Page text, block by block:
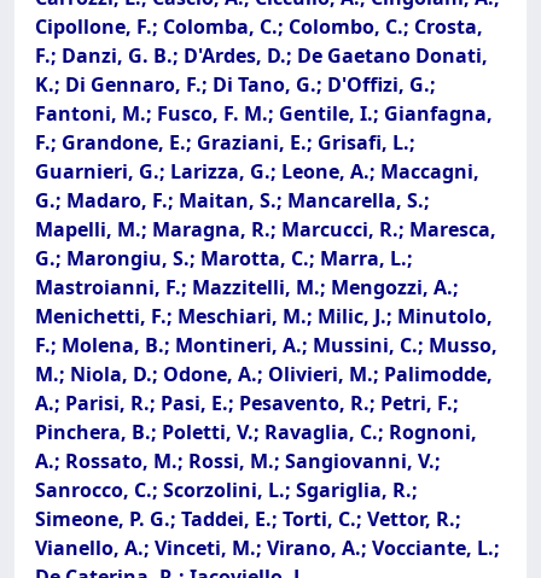
Cipollone, F.; Colomba, C.; Colombo, C.; Crosta,
F.; Danzi, G. B.; D'Ardes, D.; De Gaetano Donati,
K.; Di Gennaro, F.; Di Tano, G.; D'Offizi, G.;
Fantoni, M.; Fusco, F. M.; Gentile, I.; Gianfagna,
F.; Grandone, E.; Graziani, E.; Grisafi, L.;
Guarnieri, G.; Larizza, G.; Leone, A.; Maccagni,
G.; Madaro, F.; Maitan, S.; Mancarella, S.;
Mapelli, M.; Maragna, R.; Marcucci, R.; Maresca,
G.; Marongiu, S.; Marotta, C.; Marra, L.;
Mastroianni, F.; Mazzitelli, M.; Mengozzi, A.;
Menichetti, F.; Meschiari, M.; Milic, J.; Minutolo,
F.; Molena, B.; Montineri, A.; Mussini, C.; Musso,
M.; Niola, D.; Odone, A.; Olivieri, M.; Palimodde,
A.; Parisi, R.; Pasi, E.; Pesavento, R.; Petri, F.;
Pinchera, B.; Poletti, V.; Ravaglia, C.; Rognoni,
A.; Rossato, M.; Rossi, M.; Sangiovanni, V.;
Sanrocco, C.; Scorzolini, L.; Sgariglia, R.;
Simeone, P. G.; Taddei, E.; Torti, C.; Vettor, R.;
Vianello, A.; Vinceti, M.; Virano, A.; Vocciante, L.;